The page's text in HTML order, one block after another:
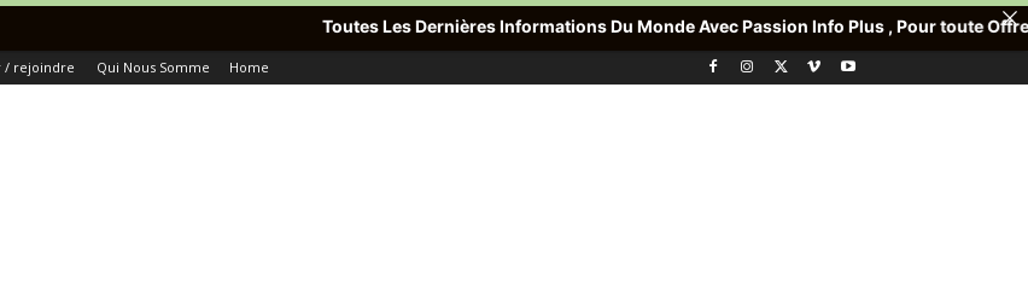
/ rejoindre Qui Nous Somme Home
Toutes Les Dernières Informations Du Monde Avec Passion Info Plus , Pour toute Offre promotionnelle